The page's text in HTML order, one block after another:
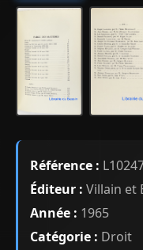
Référence :
Éditeur : Villain et
Année : 1965
Catégorie : Droit